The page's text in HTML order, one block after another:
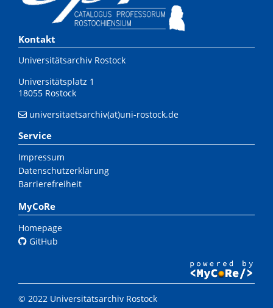
Kontakt
Universitätsarchiv Rostock
Universitätsplatz 1
18055 Rostock
universitaetsarchiv(at)uni-rostock.de
Service
Impressum
Datenschutzerklärung
Barrierefreiheit
MyCoRe
Homepage
GitHub
© 2022 Universitätsarchiv Rostock